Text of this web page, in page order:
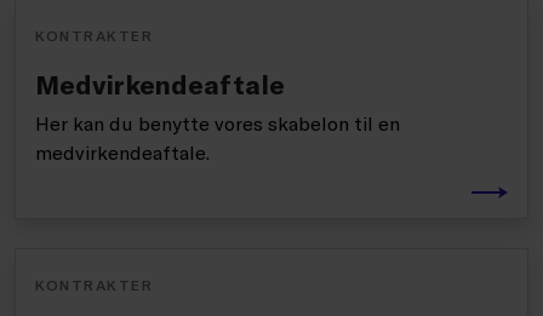
KONTRAKTER
Medvirkendeaftale
Her kan du benytte vores skabelon til en
medvirkendeaftale.
KONTRAKTER